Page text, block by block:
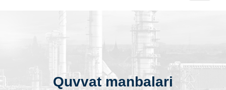
Quvvat manbalari